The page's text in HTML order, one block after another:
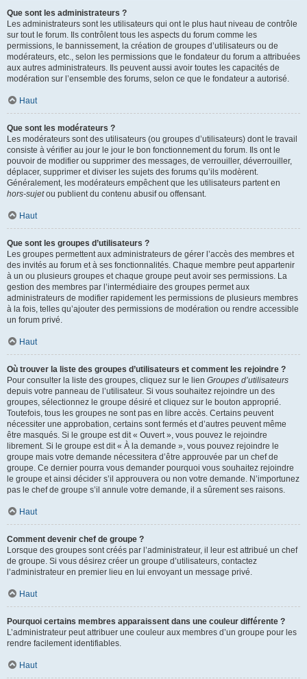
Que sont les administrateurs ?
Les administrateurs sont les utilisateurs qui ont le plus haut niveau de contrôle
sur tout le forum. Ils contrôlent tous les aspects du forum comme les
permissions, le bannissement, la création de groupes d’utilisateurs ou de
modérateurs, etc., selon les permissions que le fondateur du forum a attribuées
aux autres administrateurs. Ils peuvent aussi avoir toutes les capacités de
modération sur l’ensemble des forums, selon ce que le fondateur a autorisé.
Haut
Que sont les modérateurs ?
Les modérateurs sont des utilisateurs (ou groupes d’utilisateurs) dont le travail
consiste à vérifier au jour le jour le bon fonctionnement du forum. Ils ont le
pouvoir de modifier ou supprimer des messages, de verrouiller, déverrouiller,
déplacer, supprimer et diviser les sujets des forums qu’ils modèrent.
Généralement, les modérateurs empêchent que les utilisateurs partent en
hors-sujetou publient du contenu abusif ou offensant.
Haut
Que sont les groupes d’utilisateurs ?
Les groupes permettent aux administrateurs de gérer l’accès des membres et
des invités au forum et à ses fonctionnalités. Chaque membre peut appartenir
à un ou plusieurs groupes et chaque groupe peut avoir ses permissions. La
gestion des membres par l’intermédiaire des groupes permet aux
administrateurs de modifier rapidement les permissions de plusieurs membres
à la fois, telles qu’ajouter des permissions de modération ou rendre accessible
un forum privé.
Haut
Où trouver la liste des groupes d’utilisateurs et comment les rejoindre ?
Pour consulter la liste des groupes, cliquez sur le lien Groupes d’utilisateurs
depuis votre panneau de l’utilisateur. Si vous souhaitez rejoindre un des
groupes, sélectionnez le groupe désiré et cliquez sur le bouton approprié.
Toutefois, tous les groupes ne sont pas en libre accès. Certains peuvent
nécessiter une approbation, certains sont fermés et d’autres peuvent même
être masqués. Si le groupe est dit « Ouvert », vous pouvez le rejoindre
librement. Si le groupe est dit « À la demande », vous pouvez rejoindre le
groupe mais votre demande nécessitera d’être approuvée par un chef de
groupe. Ce dernier pourra vous demander pourquoi vous souhaitez rejoindre
le groupe et ainsi décider s’il approuvera ou non votre demande. N’importunez
pas le chef de groupe s’il annule votre demande, il a sûrement ses raisons.
Haut
Comment devenir chef de groupe ?
Lorsque des groupes sont créés par l’administrateur, il leur est attribué un chef
de groupe. Si vous désirez créer un groupe d’utilisateurs, contactez
l’administrateur en premier lieu en lui envoyant un message privé.
Haut
Pourquoi certains membres apparaissent dans une couleur différente ?
L’administrateur peut attribuer une couleur aux membres d’un groupe pour les
rendre facilement identifiables.
Haut